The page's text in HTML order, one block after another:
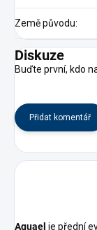
Země původu:
Diskuze
Buďte první, kdo
Přidat komentář
Aquael je přední